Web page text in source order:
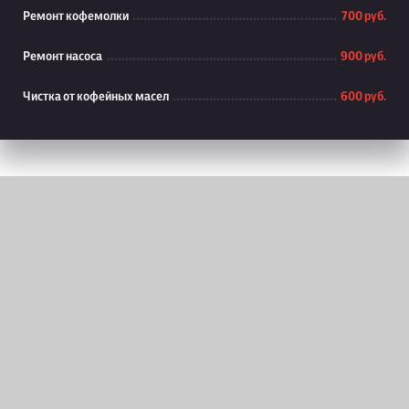
Ремонт кофемолки 700 руб.
Ремонт насоса 900 руб.
Чистка от кофейных масел 600 руб.